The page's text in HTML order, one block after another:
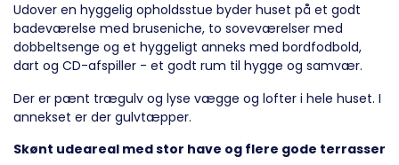
Udover en hyggelig opholdsstue byder huset på et godt
badeværelse med bruseniche, to soveværelser med
dobbeltsenge og et hyggeligt anneks med bordfodbold,
dart og CD-afspiller - et godt rum til hygge og samvær.
Der er pænt trægulv og lyse vægge og lofter i hele huset. I
annekset er der gulvtæpper.
Skønt udeareal med stor have og flere gode terrasser